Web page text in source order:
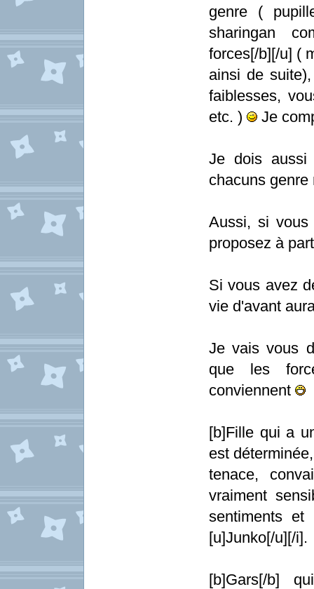
genre (
sharingan
forces[/b][/u] (
ainsi de
faiblesses,
etc. )
Je
Je dois aussi
chacuns
Aussi, si vous
proposez à
Si vous avez
vie d'avant
Je vais vous
que les
conviennent
[b]Fille qui a
est
tenace,
vraiment
sentiments
[u]Junko[/u][/i].
[b]Gars[/b]